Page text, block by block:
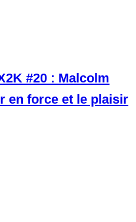
#20 : Malcolm
en force et le plaisir